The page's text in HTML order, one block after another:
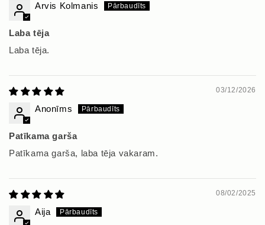
Arvis Kolmanis
Laba tēja
Laba tēja.
03/12/2026
Anonīms
Patīkama garša
Patīkama garša, laba tēja vakaram.
08/02/2025
Aija